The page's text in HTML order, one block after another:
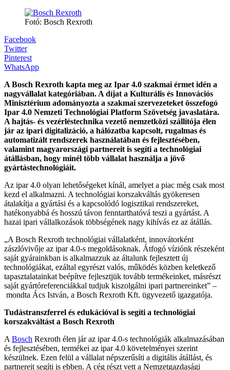
Fotó: Bosch Rexroth
Facebook
Twitter
Pinterest
WhatsApp
A Bosch Rexroth kapta meg az Ipar 4.0 szakmai érmet idén a
nagyvállalat kategóriában. A díjat a Kulturális és Innovációs
Minisztérium adományozta a szakmai szervezeteket összefogó
Ipar 4.0 Nemzeti Technológiai Platform Szövetség javaslatára.
A hajtás- és vezérléstechnika vezető nemzetközi szállítója élen
jár az ipari digitalizáció, a hálózatba kapcsolt, rugalmas és
automatizált rendszerek használatában és fejlesztésében,
valamint magyarországi partnereit is segíti a technológiai
átállásban, hogy minél több vállalat használja a jövő
gyártástechnológiáit.
Az ipar 4.0 olyan lehetőségeket kínál, amelyet a piac még csak most
kezd el alkalmazni. A technológiai korszakváltás gyökeresen
átalakítja a gyártási és a kapcsolódó logisztikai rendszereket,
hatékonyabbá és hosszú távon fenntarthatóvá teszi a gyártást. A
hazai ipari vállalkozások többségének nagy kihívás ez az átállás.
„A Bosch Rexroth technológiai vállalatként, innovátorként
zászlóvivője az ipar 4.0-s megoldásoknak. Átfogó víziónk részeként
saját gyárainkban is alkalmazzuk az általunk fejlesztett új
technológiákat, ezáltal egyrészt valós, működés közben keletkező
tapasztalatainkat beépítve fejlesztjük tovább termékeinket, másrészt
saját gyártóreferenciákkal tudjuk kiszolgálni ipari partnereinket” –
mondta Ács István, a Bosch Rexroth Kft. ügyvezető igazgatója.
Tudástranszferrel és edukációval is segíti a technológiai
korszakváltást a Bosch Rexroth
A Bosch Rexroth élen jár az ipar 4.0-s technológiák alkalmazásában
és fejlesztésében, termékei az ipar 4.0 követelményei szerint
készülnek. Ezen felül a vállalat népszerűsíti a digitális átállást, és
partnereit segíti is ebben. A cég részt vett a Nemzetgazdasági